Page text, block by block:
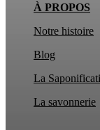
À PROPOS
Notre histoire
Blog
La
La savonnerie